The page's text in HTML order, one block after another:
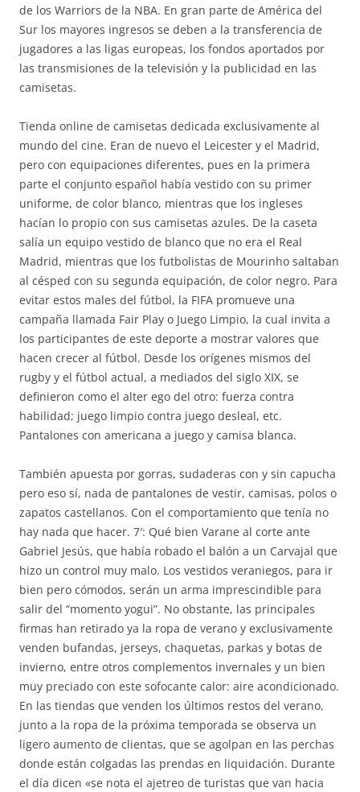
de los Warriors de la NBA. En gran parte de América del
Sur los mayores ingresos se deben a la transferencia de
jugadores a las ligas europeas, los fondos aportados por
las transmisiones de la televisión y la publicidad en las
camisetas.
Tienda online de camisetas dedicada exclusivamente al
mundo del cine. Eran de nuevo el Leicester y el Madrid,
pero con equipaciones diferentes, pues en la primera
parte el conjunto español había vestido con su primer
uniforme, de color blanco, mientras que los ingleses
hacían lo propio con sus camisetas azules. De la caseta
salía un equipo vestido de blanco que no era el Real
Madrid, mientras que los futbolistas de Mourinho saltaban
al césped con su segunda equipación, de color negro. Para
evitar estos males del fútbol, la FIFA promueve una
campaña llamada Fair Play o Juego Limpio, la cual invita a
los participantes de este deporte a mostrar valores que
hacen crecer al fútbol. Desde los orígenes mismos del
rugby y el fútbol actual, a mediados del siglo XIX, se
definieron como el alter ego del otro: fuerza contra
habilidad; juego limpio contra juego desleal, etc.
Pantalones con americana a juego y camisa blanca.
También apuesta por gorras, sudaderas con y sin capucha
pero eso sí, nada de pantalones de vestir, camisas, polos o
zapatos castellanos. Con el comportamiento que tenía no
hay nada que hacer. 7′: Qué bien Varane al corte ante
Gabriel Jesús, que había robado el balón a un Carvajal que
hizo un control muy malo. Los vestidos veraniegos, para ir
bien pero cómodos, serán un arma imprescindible para
salir del “momento yogui”. No obstante, las principales
firmas han retirado ya la ropa de verano y exclusivamente
venden bufandas, jerseys, chaquetas, parkas y botas de
invierno, entre otros complementos invernales y un bien
muy preciado con este sofocante calor: aire acondicionado.
En las tiendas que venden los últimos restos del verano,
junto a la ropa de la próxima temporada se observa un
ligero aumento de clientas, que se agolpan en las perchas
donde están colgadas las prendas en liquidación. Durante
el día dicen «se nota el ajetreo de turistas que van hacia